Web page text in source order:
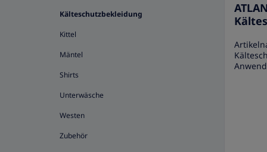
Kälteschutzbekleidung
Kittel
Mäntel
Shirts
Unterwäsche
Westen
Zubehör